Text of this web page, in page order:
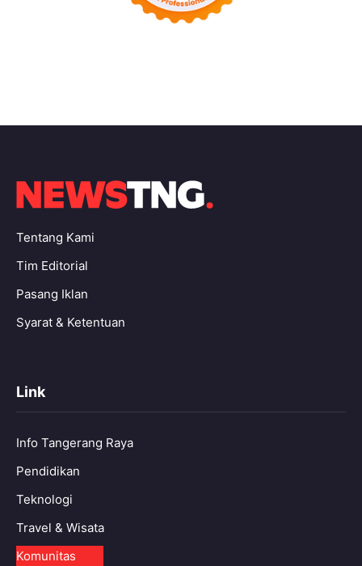
Tentang Kami
Tim Editorial
Pasang Iklan
Syarat & Ketentuan
Link
Info Tangerang Raya
Pendidikan
Teknologi
Travel & Wisata
Komunitas